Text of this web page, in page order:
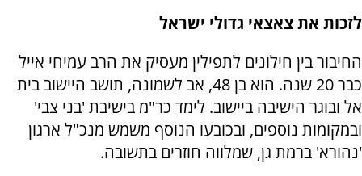
לזכות את צאצאי גדולי ישראל
החיבור בין חילונים לתפילין מעסיק את הרב עמיחי אייל
כבר 20 שנה. הוא בן 48, אב לשמונה, תושב היישוב בית
אל ובוגר הישיבה ביישוב. לימד כר"מ בישיבת 'בני צבי'
ובמקומות נוספים, ובכובעו הנוסף משמש מנכ"ל ארגון
'נהורא' ברמת גן, שמלווה חוזרים בתשובה.